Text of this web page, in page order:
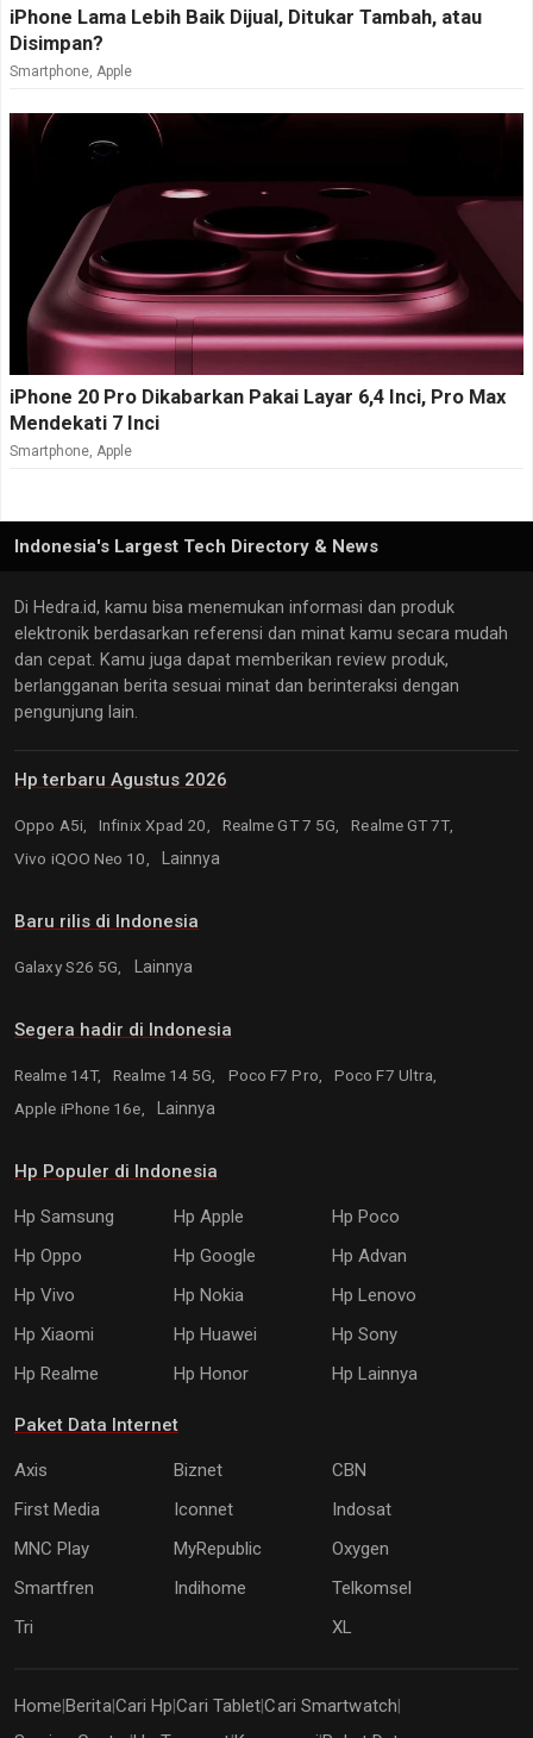
iPhone Lama Lebih Baik Dijual, Ditukar Tambah, atau
Disimpan?
Smartphone, Apple
iPhone 20 Pro Dikabarkan Pakai Layar 6,4 Inci, Pro Max
Mendekati 7 Inci
Smartphone, Apple
Indonesia's Largest Tech Directory & News
Di Hedra.id, kamu bisa menemukan informasi dan produk
elektronik berdasarkan referensi dan minat kamu secara mudah
dan cepat. Kamu juga dapat memberikan review produk,
berlangganan berita sesuai minat dan berinteraksi dengan
pengunjung lain.
Hp terbaru Agustus 2026
Oppo A5i, Infinix Xpad 20, Realme GT 7 5G,
Realme GT 7T,
Vivo iQOO Neo 10,
Lainnya
Baru rilis di Indonesia
Galaxy S26 5G, Lainnya
Segera hadir di Indonesia
Realme 14T, Realme 14 5G, Poco F7 Pro,
Poco F7 Ultra,
Apple iPhone 16e,
Lainnya
Hp Populer di Indonesia
Hp Samsung Hp Apple
Hp Poco
Hp Oppo
Hp Google
Hp Advan
Hp Vivo
Hp Nokia
Hp Lenovo
Hp Xiaomi
Hp Huawei
Hp Sony
Hp Realme
Hp Honor Hp Lainnya
Paket Data Internet
Axis Biznet
CBN
First Media
Iconnet
Indosat
MNC Play
MyRepublic
Oxygen
Smartfren
Indihome
Telkomsel
Tri
XL
Home|Berita|Cari Hp|Cari Tablet|Cari Smartwatch|